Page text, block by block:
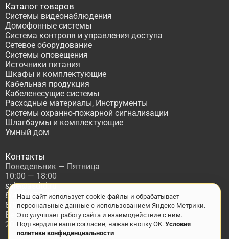
Каталог товаров
Системы видеонаблюдения
Домофонные системы
Система контроля и управления доступа
Сетевое оборудование
Системы оповещения
Источники питания
Шкафы и комплектующие
Кабельная продукция
Кабеленесущие системы
Расходные материалы, Инструменты
Системы охранно-пожарной сигнализации
Шлагбаумы и комплектующие
Умный дом
Контакты
Понедельник — Пятница
10:00 — 18:00
sale@asdtd.ru
8(495)677-95-20
8(800)555-06-68
Бесплатный звонок по России
2017-2026 г. ООО "ТД АСД"
Наш сайт использует cookie-файлы и обрабатывает
персональные данные с использованием Яндекс Метрики.
Это улучшает работу сайта и взаимодействие с ним.
Подтвердите ваше согласие, нажав кнопку OK. Условия
политики конфиденциальности